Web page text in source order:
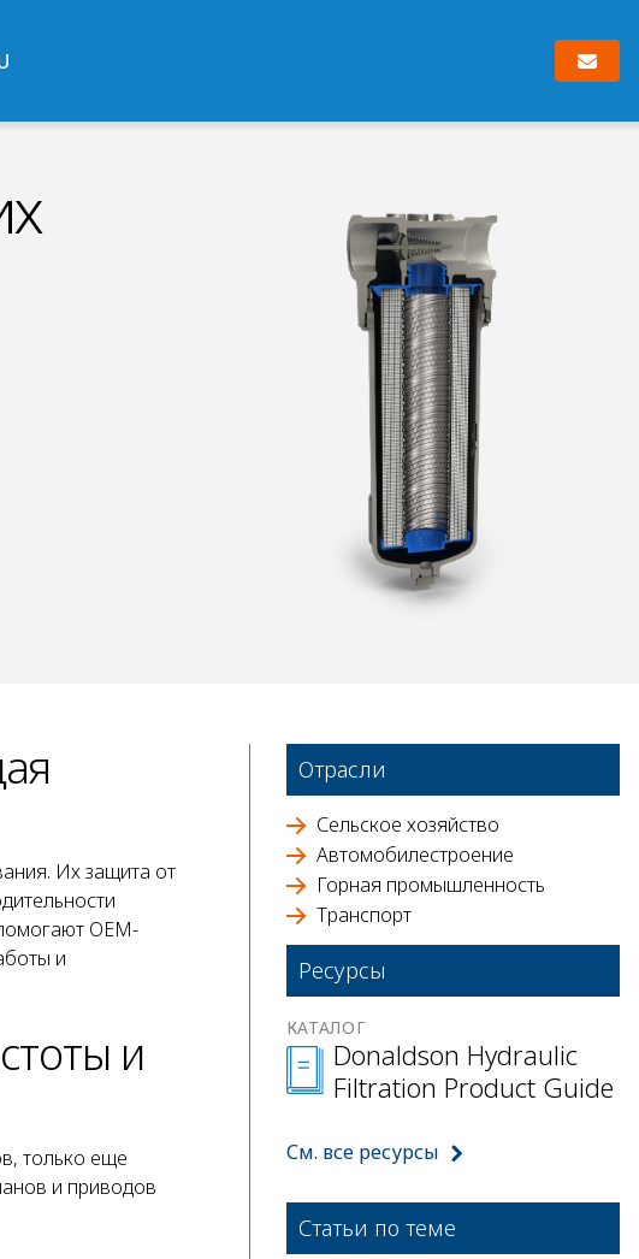
Их защита от
OEM-
и
и
только еще
и приводов
Отрасли
Сельское хозяйство
Автомобилестроение
Горная промышленность
Транспорт
Ресурсы
КАТАЛОГ
Donaldson Hydraulic
Filtration Product Guide
См. все ресурсы
Статьи по теме